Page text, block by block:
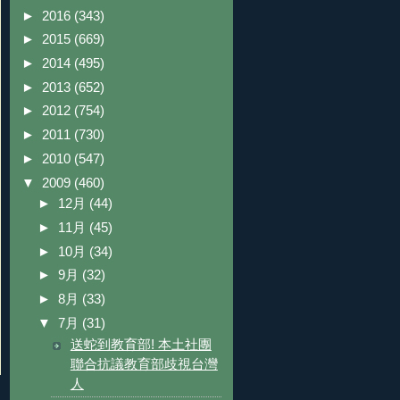
► 2016 (343)
► 2015 (669)
► 2014 (495)
► 2013 (652)
► 2012 (754)
► 2011 (730)
► 2010 (547)
▼ 2009 (460)
► 12月 (44)
► 11月 (45)
► 10月 (34)
► 9月 (32)
► 8月 (33)
▼ 7月 (31)
送蛇到教育部! 本土社團
聯合抗議教育部歧視台灣
人